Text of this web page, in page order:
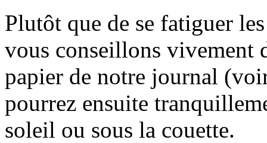
Plutôt que de se fatiguer
vous conseillons vivement
papier de notre journal
pourrez ensuite
soleil ou sous la couette.